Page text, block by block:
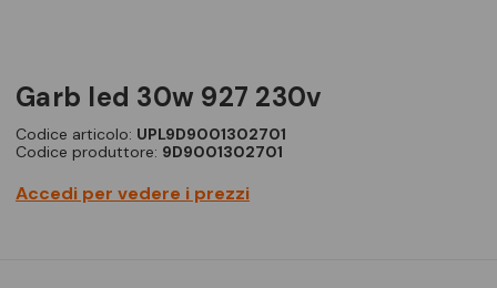
garb led 30w 927 230v
Codice articolo: UPL9D9001302701
Codice produttore: 9D9001302701
Accedi per vedere i prezzi